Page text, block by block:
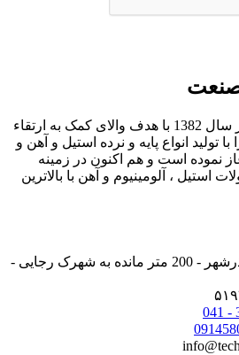
گروه صنعتی تکنوصنعت در سال 1382 با هدف والای کمک به ارتقاء
تولید انواع پایه و نرده استیل و آهن و
نموده است و هم اکنون در زمینه
، آلومینیوم و آهن با بالاترین
جاده تبریز- آذرشهر - 200 متر مانده به شهرک رجایی -